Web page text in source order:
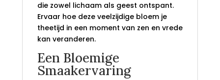
die zowel lichaam als geest ontspant.
Ervaar hoe deze veelzijdige bloem je
theetijd in een moment van zen en vrede
kan veranderen.
Een Bloemige
Smaakervaring